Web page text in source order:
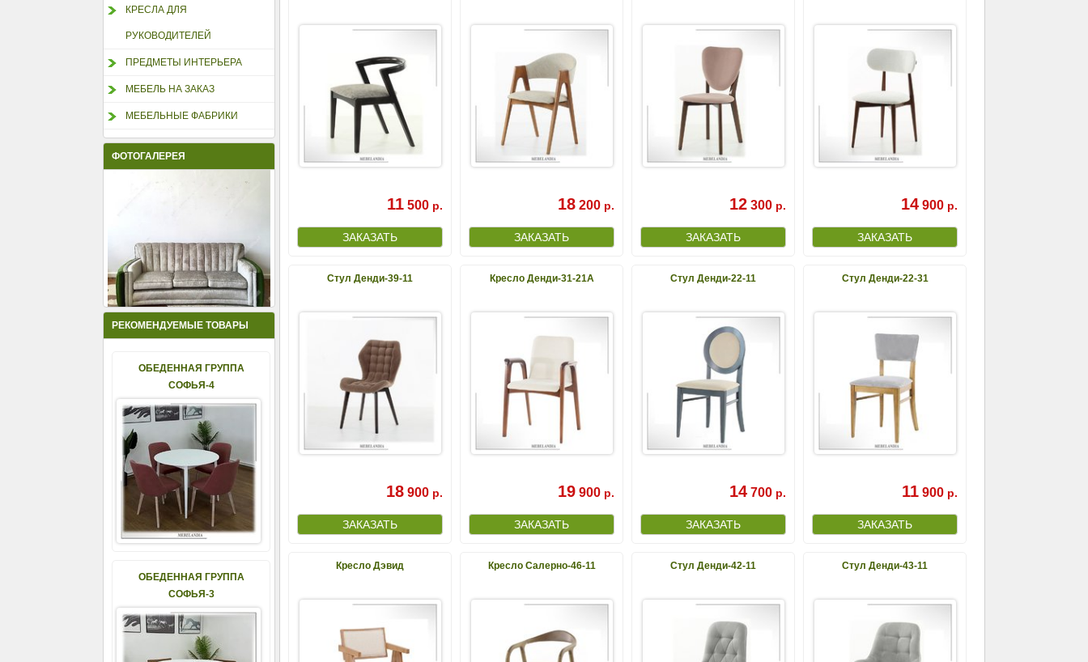
11 500 р. 18 200 р. 12 300 р. 14 900 р.
Стул Денди-39-11
18 900 р.
Кресло Денди-31-21А
19 900 р.
Стул Денди-22-11
14 700 р.
Стул Денди-22-31
11 900 р.
Кресло Дэвид Кресло Салерно-46-11 Стул Денди-42-11 Стул Денди-43-11
КРЕСЛА ДЛЯ
РУКОВОДИТЕЛЕЙ
ПРЕДМЕТЫ ИНТЕРЬЕРА
МЕБЕЛЬ НА ЗАКАЗ
МЕБЕЛЬНЫЕ ФАБРИКИ
ФОТОГАЛЕРЕЯ
РЕКОМЕНДУЕМЫЕ ТОВАРЫ
ОБЕДЕННАЯ ГРУППА
СОФЬЯ-4
ОБЕДЕННАЯ ГРУППА
СОФЬЯ-3